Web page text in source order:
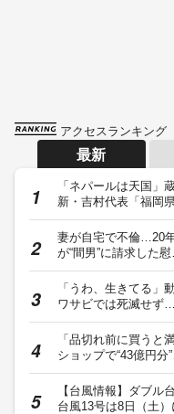
アクセスランキング
最新
「ネパールは天国
新・吉村代表「福岡
妻が自宅で不倫…20
が“間男”に請求した慰
「うわ、生きてる
ワサビでは死滅せず
「品切れ前に買うと
ショップで“43億円分
【台風情報】ダブ
台風13号は8日（土）